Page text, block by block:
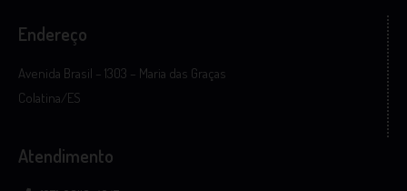
Endereço
Avenida Brasil – 1303 – Maria das Graças
Colatina/ES
Atendimento